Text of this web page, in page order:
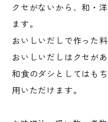
クセがないから、和・
ます。
おいしいだしで作った
おいしいだしはクセがあ
和食のダシとしてはも
用いただけます。